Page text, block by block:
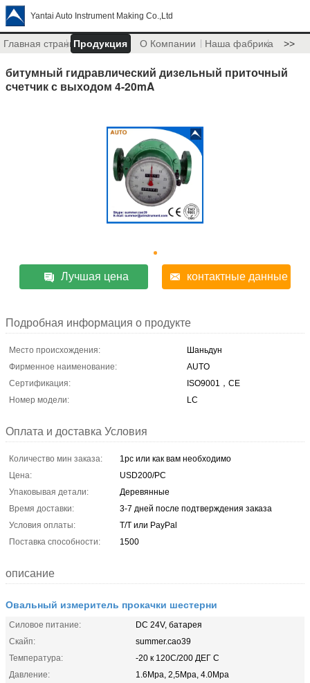
Yantai Auto Instrument Making Co.,Ltd
Главная страницаПродукция О Компании Наша фабрика >>
битумный гидравлический дизельный приточный
счетчик с выходом 4-20mA
Лучшая цена контактные данные
Подробная информация о продукте
Место происхождения:
Шаньдун
Фирменное наименование:
AUTO
Сертификация:
ISO9001，CE
Номер модели:
LC
Оплата и доставка Условия
Количество мин заказа:
1pc или как вам необходимо
Цена:
USD200/PC
Упаковывая детали:
Деревянные
Время доставки:
3-7 дней после подтверждения заказа
Условия оплаты:
T/T или PayPal
Поставка способности:
1500
описание
Овальный измеритель прокачки шестерни
Силовое питание:
DC 24V, батарея
Скайп:
summer.cao39
Температура:
-20 к 120C/200 ДЕГ C
Давление:
1.6Mpa, 2,5Mpa, 4.0Mpa